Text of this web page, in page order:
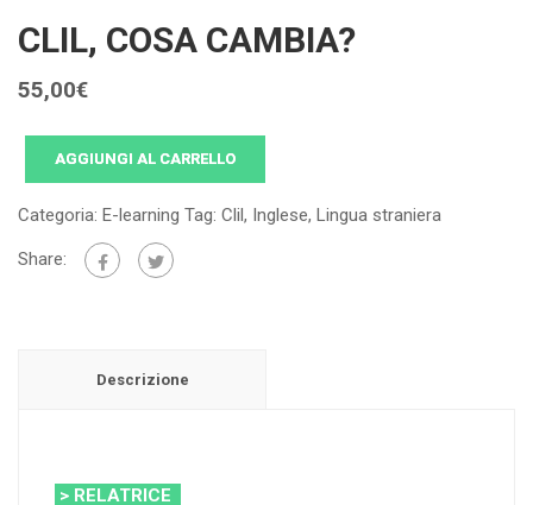
CLIL, COSA CAMBIA?
55,00€
AGGIUNGI AL CARRELLO
Categoria: E-learning Tag: Clil , Inglese, Lingua straniera
Share:
Descrizione
> RELATRICE